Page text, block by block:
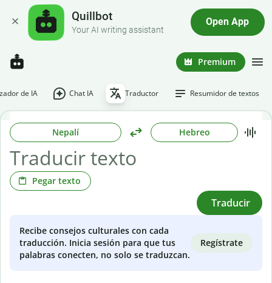
Quillbot
Your AI writing assistant
Open App
Premium
de IA Chat IA Traductor Resumidor de textos
Nepalí Hebreo
Pegar texto
Traducir
Recibe consejos culturales con cada
traducción. Inicia sesión para que tus
palabras conecten, no solo se traduzcan.
Regístrate